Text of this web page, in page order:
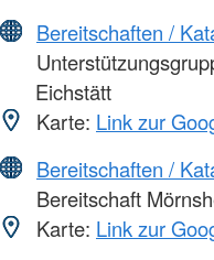
Bereitschaften /
Eichstätt
Karte: Link zur
Bereitschaften /
Bereitschaft
Karte: Link zur